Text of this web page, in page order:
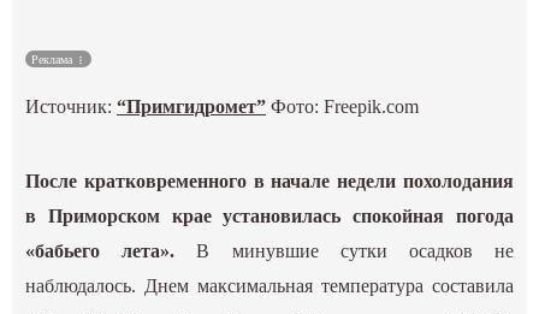
Наука
ГИД
Реклама
Источник:“Примгидромет” Фото: Freepik.com
После кратковременного в начале недели похолодания
в Приморском крае установилась спокойная погода
«бабьего лета». В минувшие сутки осадков не
наблюдалось. Днем максимальная температура составила